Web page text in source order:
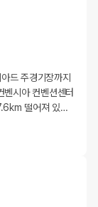
드 주경기장까지
시아 컨벤션센터
떨어져 있…